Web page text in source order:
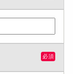
必須